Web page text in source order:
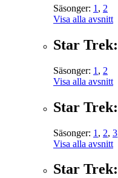
Säsonger: 1 , 2
Visa alla avsnitt
Star
Säsonger: 1 , 2
Visa alla avsnitt
Star
Säsonger: 1 , 2, 3
Visa alla avsnitt
Star